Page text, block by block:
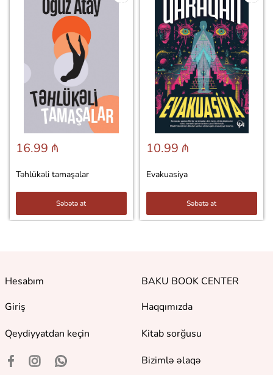
16.99 ₼
Təhlükəli tamaşalar
Səbətə at
10.99 ₼
Evakuasiya
Səbətə at
Hesabım
Giriş
Qeydiyyatdan keçin
BAKU BOOK CENTER
Haqqımızda
Kitab sorğusu
Bizimlə əlaqə